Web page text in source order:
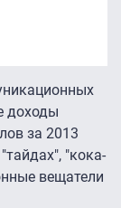
доходы
за 2013
"кока-
вещатели